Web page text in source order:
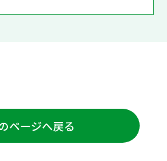
ページへ戻る